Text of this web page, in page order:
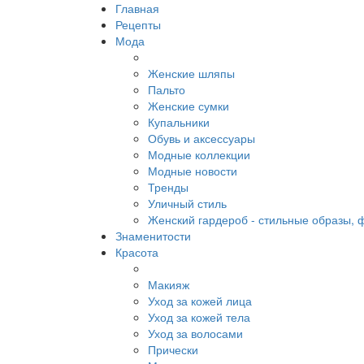
Главная
Рецепты
Мода
Женские шляпы
Пальто
Женские сумки
Купальники
Обувь и аксессуары
Модные коллекции
Модные новости
Тренды
Уличный стиль
Женский гардероб - стильные образы,
Знаменитости
Красота
Макияж
Уход за кожей лица
Уход за кожей тела
Уход за волосами
Прически